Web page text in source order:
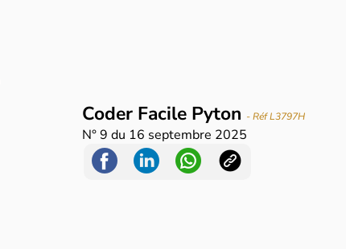
Coder Facile Pyton - Réf L3797H
N°9 du 16 septembre 2025